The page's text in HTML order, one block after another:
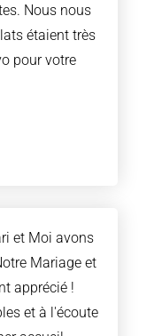
Nous nous
étaient très
pour votre
et Moi avons
Mariage et
apprécié !
et à l'écoute